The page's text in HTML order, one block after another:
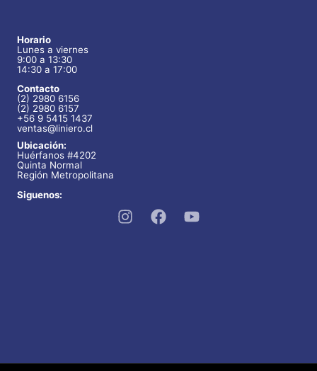
Horario
Lunes a viernes
9:00 a 13:30
14:30 a 17:00
Contacto
(2) 2980 6156
(2) 2980 6157
+56 9 5415 1437
ventas@liniero.cl
Ubicación:
Huérfanos #4202
Quinta Normal
Región Metropolitana
Siguenos: